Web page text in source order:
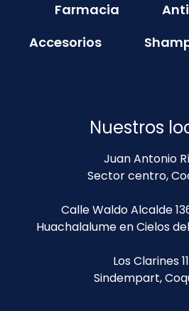
Farmacia
Accesorios
Nuestros
Juan Antonio
Sector centro,
Calle Waldo Alcalde
Huachalalume en Cielos
Los Clarines
Sindempart,